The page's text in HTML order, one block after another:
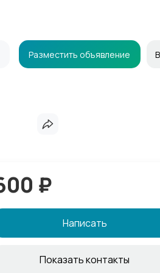
Разместить объявление
₽
Написать
Показать контакты